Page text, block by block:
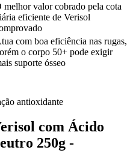
melhor valor cobrado pela cota
eficiente de Verisol
com boa eficiência nas rugas,
o corpo 50+ pode exigir
suporte ósseo
antioxidante
com Ácido
250g -